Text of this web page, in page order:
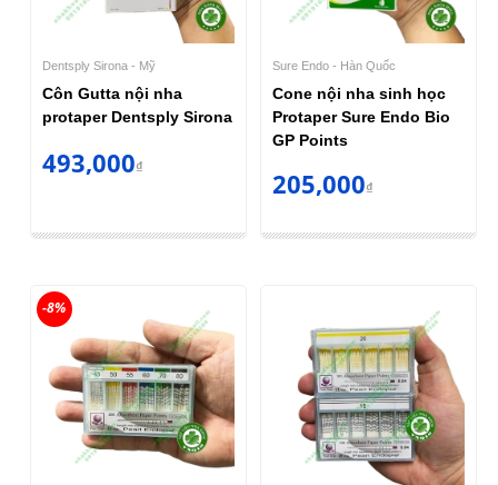
Dentsply Sirona - Mỹ
Côn Gutta nội nha
protaper Dentsply Sirona
493,000₫
Sure Endo - Hàn Quốc
Cone nội nha sinh học
Protaper Sure Endo Bio
GP Points
205,000₫
-8%